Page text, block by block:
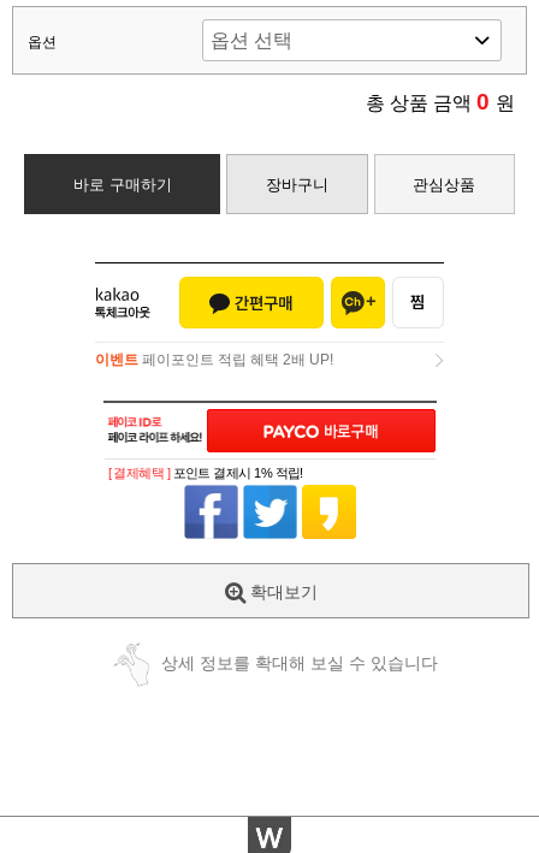
옵션
총 상품 금액 0 원
바로 구매하기 장바구니 관심상품
이벤트 페이포인트 적립 혜택 2배 UP!
[ 결제혜택 ] 포인트 결제시 1% 적립!
확대보기
상세 정보를 확대해 보실 수 있습니다